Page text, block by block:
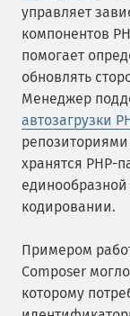
управляет
компонентов
помогает
обновлять
Менеджер
автозагрузки
хранятся PHP-
кодировании.
Примером
Composer
которому